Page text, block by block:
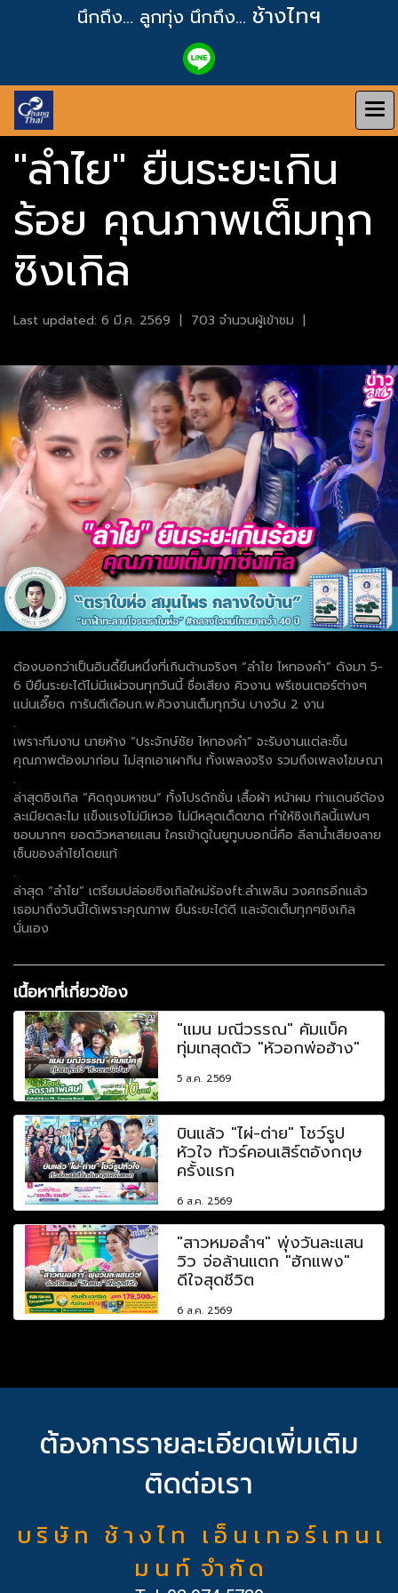
นึกถึง... ลูกทุ่ง นึกถึง... ช้างไทฯ
"ลำไย" ยืนระยะเกิน
ร้อย คุณภาพเต็มทุก
ซิงเกิล
Last updated: 6 มี.ค. 2569 | 703 จำนวนผู้เข้าชม |
ต้องบอกว่าเป็นอินดี้ยืนหนึ่งที่เกินต้านจริงๆ “ลำไย ไหทองคำ” ดังมา 5-
6 ปียืนระยะได้ไม่มีแผ่วจนทุกวันนี้ ชื่อเสียง คิวงาน พรีเซนเตอร์ต่างๆ
แน่นเอี๊ยด การันตีเดือนก.พ.คิวงานเต็มทุกวัน บางวัน 2 งาน
.
เพราะทีมงาน นายห้าง “ประจักษ์ชัย ไหทองคำ” จะรับงานแต่ละชิ้น
คุณภาพต้องมาก่อน ไม่สุกเอาเผากิน ทั้งเพลงจริง รวมถึงเพลงโฆษณา
.
ล่าสุดซิงเกิล “คิดถุงมหาชน” ทั้งโปรดักชั่น เสื้อผ้า หน้าผม ท่าแดนซ์ต้อง
ละเมียดละไม แข็งแรงไม่มีเหวอ ไม่มีหลุดเด็ดขาด ทำให้ซิงเกิลนี้แฟนๆ
ชอบมากๆ ยอดวิวหลายแสน ใครเข้าดูในยูทูบบอกนี่คือ ลีลาน้ำเสียงลาย
เซ็นของลำไยโดยแท้
.
ล่าสุด “ลำไย” เตรียมปล่อยซิงเกิลใหม่ร้องft.ลำเพลิน วงศกรอีกแล้ว
เธอมาถึงวันนี้ได้เพราะคุณภาพ ยืนระยะได้ดี และจัดเต็มทุกๆซิงเกิล
นั่นเอง
เนื้อหาที่เกี่ยวข้อง
"แมน มณีวรรณ" คัมแบ็ค
ทุ่มเทสุดตัว "หัวอกพ่อฮ้าง"
5 ส.ค. 2569
บินแล้ว "ไผ่-ต่าย" โชว์รูป
หัวใจ ทัวร์คอนเสิร์ตอังกฤษ
ครั้งแรก
6 ส.ค. 2569
"สาวหมอลำฯ" พุ่งวันละแสน
วิว จ่อล้านแตก "ฮักแพง"
ดีใจสุดชีวิต
6 ส.ค. 2569
ต้องการรายละเอียดเพิ่มเติม
ติดต่อเรา
บ ริ ษั ท ช้ า ง ไ ท เ อ็ น เ ท อ ร์ เ ท น เ
ม น ท์ จำ กั ด